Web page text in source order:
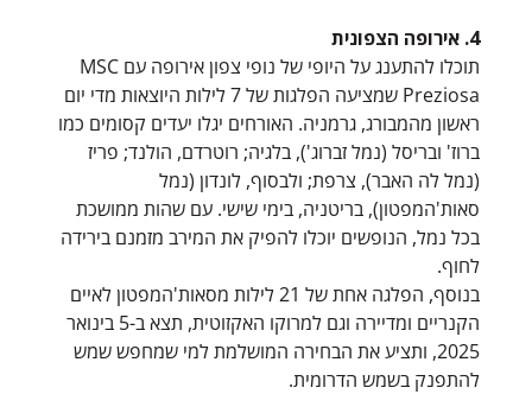
4. אירופה הצפונית
תוכלו להתענג על היופי של נופי צפון אירופה עם MSC
Preziosa שמציעה הפלגות של 7 לילות היוצאות מדי יום
ראשון מהמבורג, גרמניה. האורחים יגלו יעדים קסומים כמו
ברוז' ובריסל (נמל זברוג'), בלגיה; רוטרדם, הולנד; פריז
(נמל לה האבר), צרפת; ולבסוף, לונדון (נמל
סאות'המפטון), בריטניה, בימי שישי. עם שהות ממושכת
בכל נמל, הנופשים יוכלו להפיק את המירב מזמנם בירידה
לחוף. ‎
בנוסף, הפלגה אחת של 21 לילות מסאות'המפטון לאיים
הקנריים ומדיירה וגם למרוקו האקזוטית, תצא ב-5 בינואר
2025, ותציע את הבחירה המושלמת למי שמחפש שמש
להתפנק בשמש הדרומית.